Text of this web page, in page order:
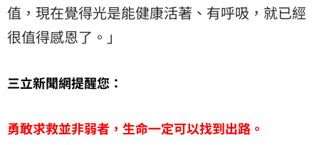
值，現在覺得光是能健康活著、有呼吸，就已經
很值得感恩了。」
三立新聞網提醒您：
勇敢求救並非弱者，生命一定可以找到出路。